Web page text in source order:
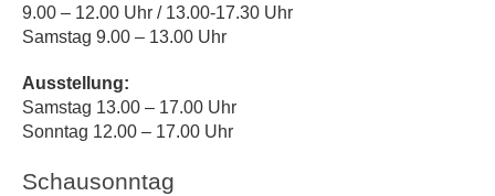
9.00 – 12.00 Uhr / 13.00-17.30 Uhr
Samstag 9.00 – 13.00 Uhr
Ausstellung:
Samstag 13.00 – 17.00 Uhr
Sonntag 12.00 – 17.00 Uhr
Schausonntag